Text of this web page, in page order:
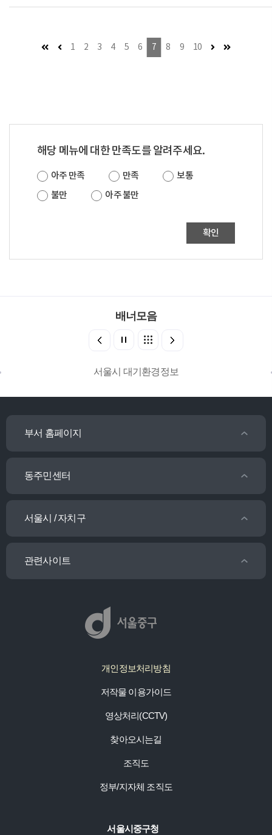
첫 페이지이전 페이지 (이동불가)
1 2 3 4 5 6 7 8 9 10 다음 페이지마지막 페이
해당 메뉴에 대한 만족도를 알려주세요.
아주 만족 만족
보통
불만
아주 불만
확인
배너모음
서울시 대기환경정보
부서 홈페이지
동주민센터
서울시 / 자치구
관련사이트
개인정보처리방침
저작물 이용가이드
영상처리(CCTV)
찾아오시는길
조직도
정부/지자체 조직도
서울시중구청